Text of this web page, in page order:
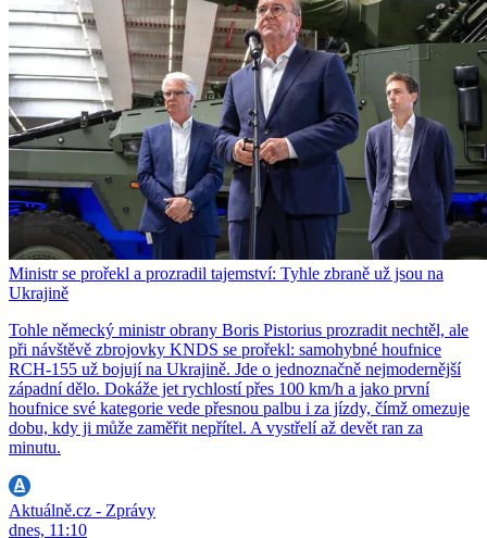
Ministr se prořekl a prozradil tajemství: Tyhle zbraně už jsou na
Ukrajině
Tohle německý ministr obrany Boris Pistorius prozradit nechtěl, ale
při návštěvě zbrojovky KNDS se prořekl: samohybné houfnice
RCH-155 už bojují na Ukrajině. Jde o jednoznačně nejmodernější
západní dělo. Dokáže jet rychlostí přes 100 km/h a jako první
houfnice své kategorie vede přesnou palbu i za jízdy, čímž omezuje
dobu, kdy ji může zaměřit nepřítel. A vystřelí až devět ran za
minutu.
Aktuálně.cz - Zprávy
dnes, 11:10